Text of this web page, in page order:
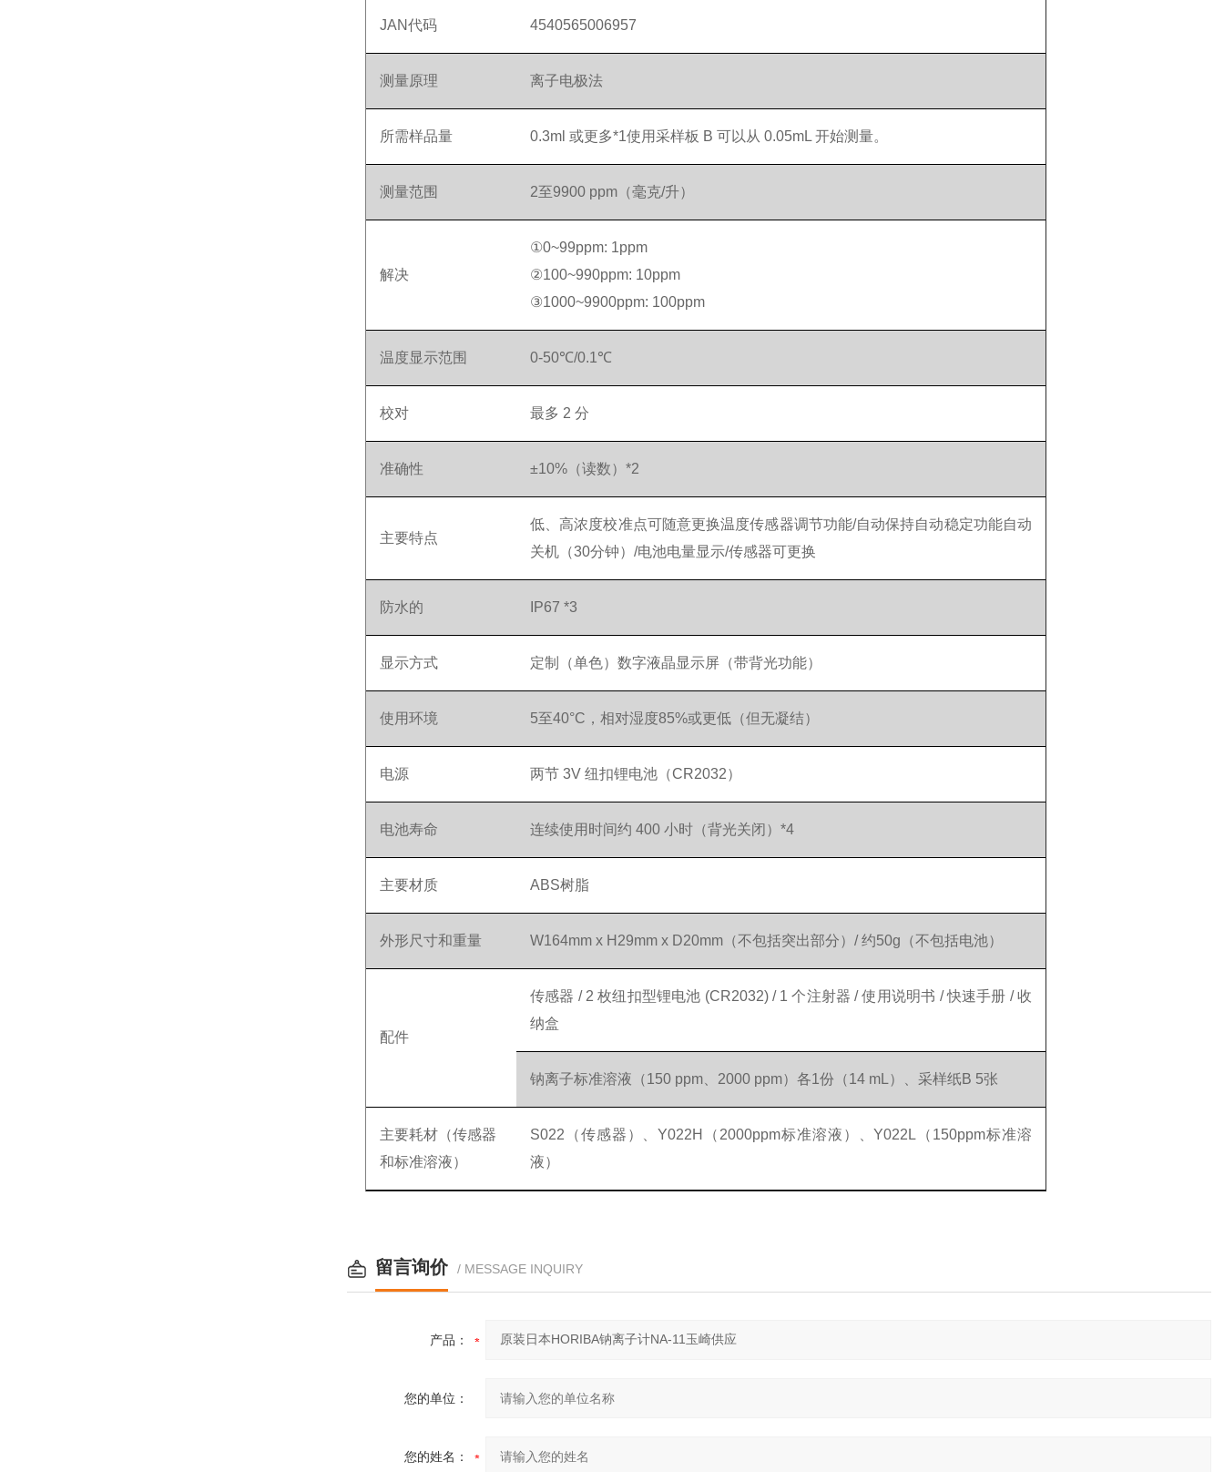
JAN代码 4540565006957
测量原理 离子电极法
所需样品量 0.3ml 或更多*1使用采样板 B 可以从 0.05mL 开始测量。
测量范围 2至9900 ppm（毫克/升）
解决
①0~99ppm: 1ppm
②100~990ppm: 10ppm
③1000~9900ppm: 100ppm
温度显示范围 0-50℃/0.1℃
校对 最多 2 分
准确性 ±10%（读数）*2
主要特点
低、高浓度校准点可随意更换温度传感器调节功能/自动保持自动稳定功能自动
关机（30分钟）/电池电量显示/传感器可更换
防水的 IP67 *3
显示方式 定制（单色）数字液晶显示屏（带背光功能）
使用环境 5至40°C，相对湿度85%或更低（但无凝结）
电源 两节 3V 纽扣锂电池（CR2032）
电池寿命 连续使用时间约 400 小时（背光关闭）*4
主要材质 ABS树脂
外形尺寸和重量 W164mm x H29mm x D20mm（不包括突出部分）/ 约50g（不包括电池）
配件
传感器 / 2 枚纽扣型锂电池 (CR2032) / 1 个注射器 / 使用说明书 / 快速手册 / 收
纳盒
钠离子标准溶液（150 ppm、2000 ppm）各1份（14 mL）、采样纸B 5张
主要耗材（传感器
和标准溶液）
S022（传感器）、Y022H（2000ppm标准溶液）、Y022L（150ppm标准溶
液）
留言询价 / MESSAGE INQUIRY
产品：
您的单位：
您的姓名：